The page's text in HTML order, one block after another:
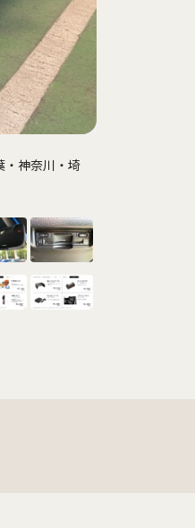
・神奈川・埼